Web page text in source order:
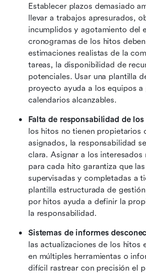
Establecer plazos demasiado
llevar a trabajos apresurados,
incumplidos y agotamiento del
cronogramas de los hitos
estimaciones realistas de la
tareas, la disponibilidad de
potenciales. Usar una plantilla
proyecto ayuda a los equipos a
calendarios alcanzables.
Falta de responsabilidad de
los hitos no tienen propietarios
asignados, la responsabilidad
clara. Asignar a los interesados
para cada hito garantiza que
supervisadas y completadas a
plantilla estructurada de
por hitos ayuda a definir la
la responsabilidad.
Sistemas de informes
las actualizaciones de los hitos
en múltiples herramientas o
difícil rastrear con precisión el